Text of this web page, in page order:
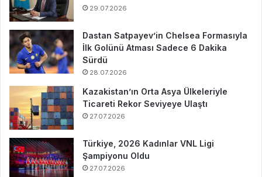
29.07.2026
Dastan Satpayev’in Chelsea Formasıyla
İlk Golünü Atması Sadece 6 Dakika
Sürdü
28.07.2026
Kazakistan’ın Orta Asya Ülkeleriyle
Ticareti Rekor Seviyeye Ulaştı
27.07.2026
Türkiye, 2026 Kadınlar VNL Ligi
Şampiyonu Oldu
27.07.2026